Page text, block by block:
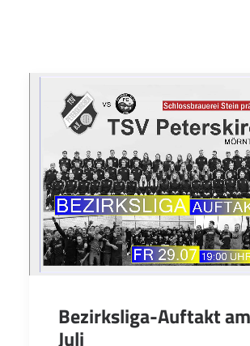
Bezirksliga-Auftakt
Juli